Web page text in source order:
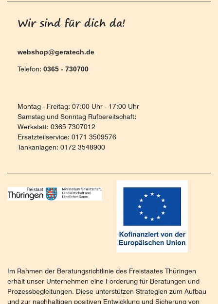
Wir sind für dich da!
webshop@geratech.de
Telefon: 0365 - 730700
Montag - Freitag: 07:00 Uhr - 17:00 Uhr
Samstag und Sonntag Rufbereitschaft:
Werkstatt: 0365 7307012
Ersatzteilservice: 0171 3509576
Tankanlagen: 0172 3548900
Im Rahmen der Beratungsrichtlinie des Freistaates Thüringen
erhält unser Unternehmen eine Förderung für Beratungen und
Prozessbegleitungen. Diese unterstützen Strategien zum Aufbau
und zur nachhaltigen positiven Entwicklung und Sicherung von